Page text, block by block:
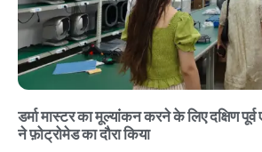
डर्मा मास्टर का मूल्यांकन करने के लिए दक्षिण
ने फ़ोट्रोमेड का दौरा किया